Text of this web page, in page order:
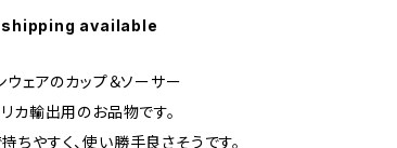
available
ェアのカップ＆ソーサー
カ輸出用のお品物です。
ちやすく、使い勝手良さそうです。